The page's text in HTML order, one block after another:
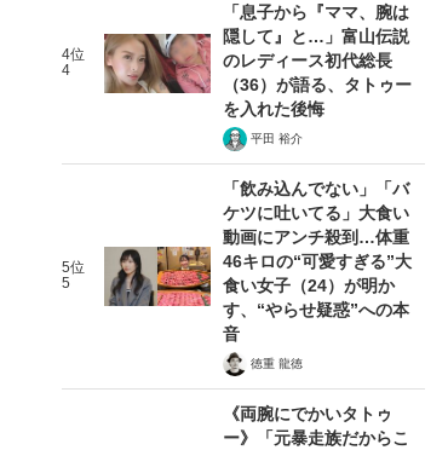
4位
4
「息子から『ママ、腕は
隠して』と…」富山伝説
のレディース初代総長
（36）が語る、タトゥー
を入れた後悔
平田 裕介
5位
5
「飲み込んでない」「バ
ケツに吐いてる」大食い
動画にアンチ殺到…体重
46キロの“可愛すぎる”大
食い女子（24）が明か
す、“やらせ疑惑”への本
音
徳重 龍徳
《両腕にでかいタトゥ
ー》「元暴走族だからこ